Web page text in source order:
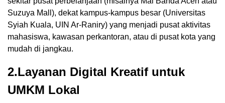
Suzuya Mall), dekat kampus-kampus besar (Universitas
Syiah Kuala, UIN Ar-Raniry) yang menjadi pusat aktivitas
mahasiswa, kawasan perkantoran, atau di pusat kota yang
mudah di jangkau.
2.Layanan Digital Kreatif untuk
UMKM Lokal